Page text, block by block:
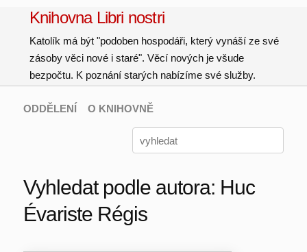
Knihovna Libri nostri
Katolík má být "podoben hospodáři, který vynáší ze své
zásoby věci nové i staré". Věcí nových je všude
bezpočtu. K poznání starých nabízíme své služby.
ODDĚLENÍ O KNIHOVNĚ
Vyhledat podle autora: Huc
Évariste Régis